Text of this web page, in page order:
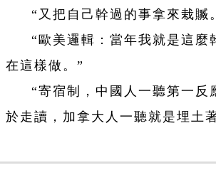
“又把自己幹過的事拿來栽贓
“歐美邏輯：當年我就是這麼
在這樣做。”
“寄宿制，中國人一聽第一反
於走讀，加拿大人一聽就是埋土